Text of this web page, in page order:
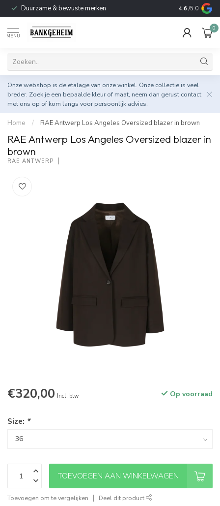
Duurzame & bewuste merken 4.6 /5.0
MENU
0
Onze webshop is de etalage van onze winkel. Onze collectie is veel
breder. Zoek je een bepaalde kleur of maat, neem dan gerust contact
met ons op of kom langs voor persoonlijk advies.
Home / RAE Antwerp Los Angeles Oversized blazer in brown
RAE Antwerp Los Angeles Oversized blazer in
brown
RAE ANTWERP
€320,00 Incl. btw Op voorraad
Size: *
TOEVOEGEN AAN WINKELWAGEN
Toevoegen om te vergelijken Deel dit product